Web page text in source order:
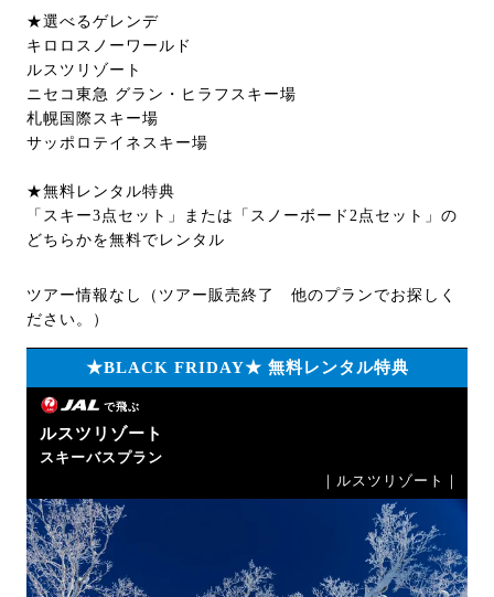
★選べるゲレンデ
キロロスノーワールド
ルスツリゾート
ニセコ東急 グラン・ヒラフスキー場
札幌国際スキー場
サッポロテイネスキー場
★無料レンタル特典
「スキー3点セット」または「スノーボード2点セット」の
どちらかを無料でレンタル
ツアー情報なし（ツアー販売終了 他のプランでお探しく
ださい。）
★BLACK FRIDAY★ 無料レンタル特典
で飛ぶ
ルスツリゾート
スキーバスプラン
｜ルスツリゾート｜